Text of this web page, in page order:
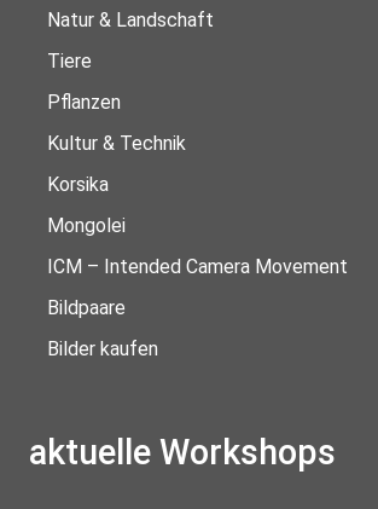
Natur & Landschaft
Tiere
Pflanzen
Kultur & Technik
Korsika
Mongolei
ICM – Intended Camera Movement
Bildpaare
Bilder kaufen
aktuelle Workshops